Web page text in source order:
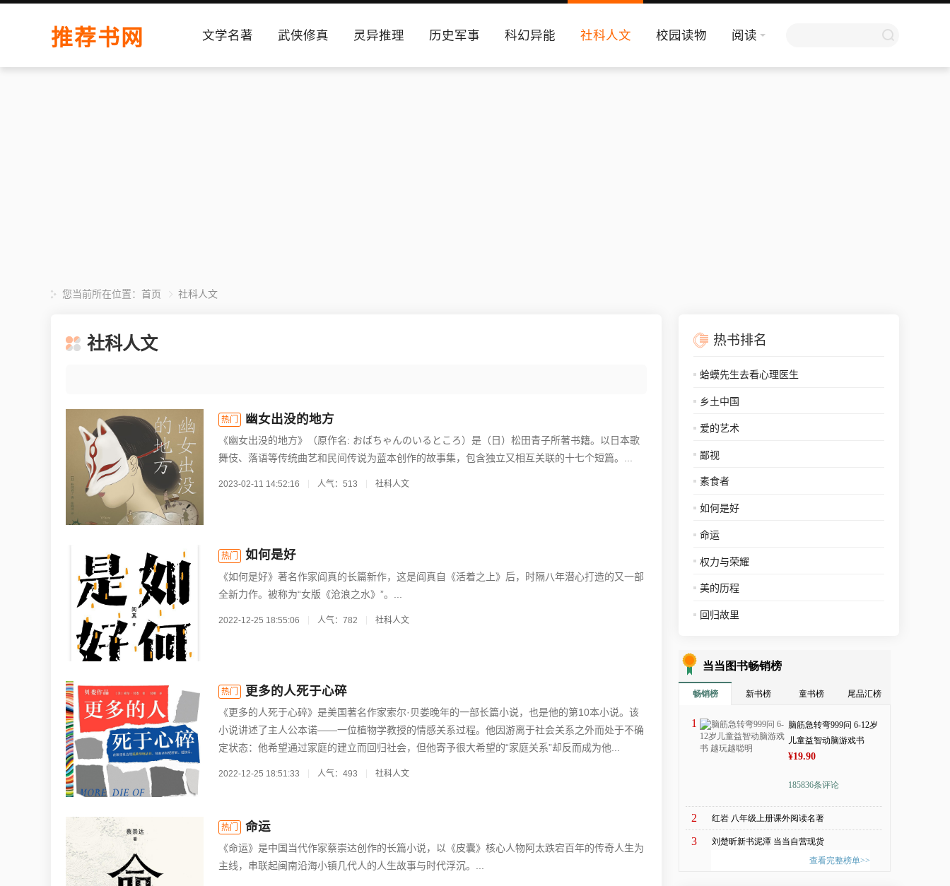
推荐书网 文学名著 武侠修真 灵异推理 历史军事 科幻异能 社科人文 校园读物 阅读
您当前所在位置： 首页 社科人文
社科人文
热门 幽女出没的地方
《幽女出没的地方》（原作名: おばちゃんのいるところ）是（日）松田青子所著书籍。以日本歌
舞伎、落语等传统曲艺和民间传说为蓝本创作的故事集，包含独立又相互关联的十七个短篇。...
2023-02-11 14:52:16 人气：513 社科人文
热门 如何是好
《如何是好》著名作家阎真的长篇新作，这是阎真自《活着之上》后，时隔八年潜心打造的又一部
全新力作。被称为“女版《沧浪之水》”。...
2022-12-25 18:55:06 人气：782 社科人文
热门 更多的人死于心碎
《更多的人死于心碎》是美国著名作家索尔·贝娄晚年的一部长篇小说，也是他的第10本小说。该
小说讲述了主人公本诺——一位植物学教授的情感关系过程。他因游离于社会关系之外而处于不确
定状态：他希望通过家庭的建立而回归社会，但他寄予很大希望的“家庭关系”却反而成为他...
2022-12-25 18:51:33 人气：493 社科人文
热门 命运
《命运》是中国当代作家蔡崇达创作的长篇小说，以《皮囊》核心人物阿太跌宕百年的传奇人生为
主线，串联起闽南沿海小镇几代人的人生故事与时代浮沉。...
热书排名
蛤蟆先生去看心理医生
乡土中国
爱的艺术
鄙视
素食者
如何是好
命运
权力与荣耀
美的历程
回归故里